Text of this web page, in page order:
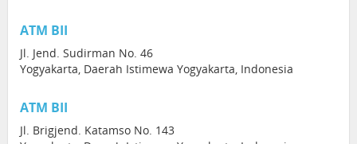
ATM BII
Jl. Jend. Sudirman No. 46
Yogyakarta, Daerah Istimewa Yogyakarta, Indonesia
ATM BII
Jl. Brigjend. Katamso No. 143